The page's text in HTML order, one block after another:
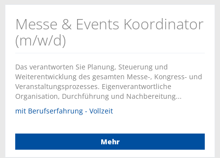
Messe & Events Koordinator
(m/w/d)
Das verantworten Sie Planung, Steuerung und
Weiterentwicklung des gesamten Messe-, Kongress- und
Veranstaltungsprozesses. Eigenverantwortliche
Organisation, Durchführung und Nachbereitung...
mit Berufserfahrung - Vollzeit
Mehr